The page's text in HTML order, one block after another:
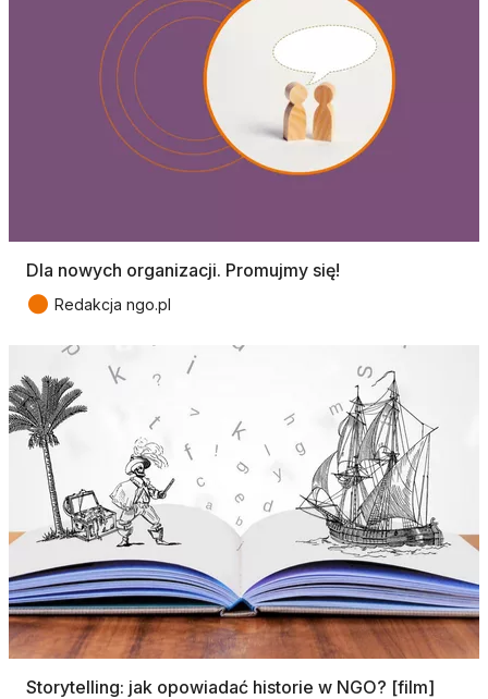
Dla nowych organizacji. Promujmy się!
● Redakcja ngo.pl
Storytelling: jak opowiadać historie w NGO? [film]